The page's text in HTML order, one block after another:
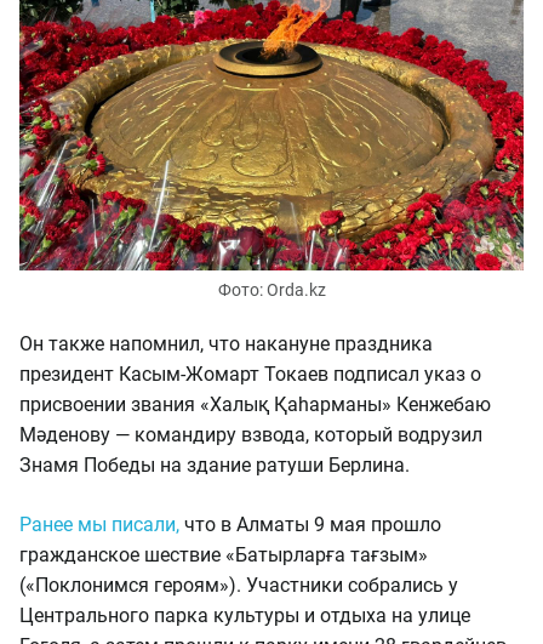
Фото: Orda.kz
Он также напомнил, что накануне праздника
президент Касым-Жомарт Токаев подписал указ о
присвоении звания «Халық Қаһарманы» Кенжебаю
Мәденову — командиру взвода, который водрузил
Знамя Победы на здание ратуши Берлина.
Ранее мы писали, что в Алматы 9 мая прошло
гражданское шествие «Батырларға тағзым»
(«Поклонимся героям»). Участники собрались у
Центрального парка культуры и отдыха на улице